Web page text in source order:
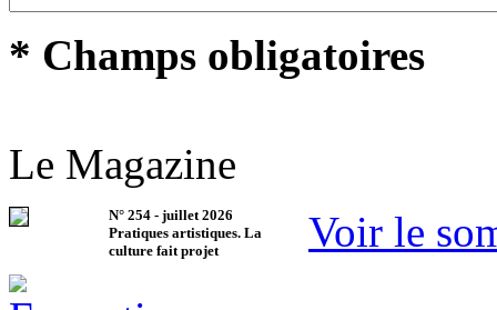
* Champs obligatoires
Le Magazine
N° 254 - juillet 2026
Pratiques artistiques. La
culture fait projet
Voir le